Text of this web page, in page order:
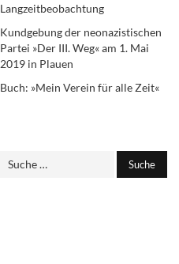
Langzeitbeobachtung
Kundgebung der neonazistischen
Partei »Der III. Weg« am 1. Mai
2019 in Plauen
Buch: »Mein Verein für alle Zeit«